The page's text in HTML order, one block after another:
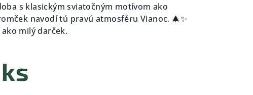
s klasickým sviatočným motívom ako
navodí tú pravú atmosféru Vianoc. 🎄✨
milý darček.